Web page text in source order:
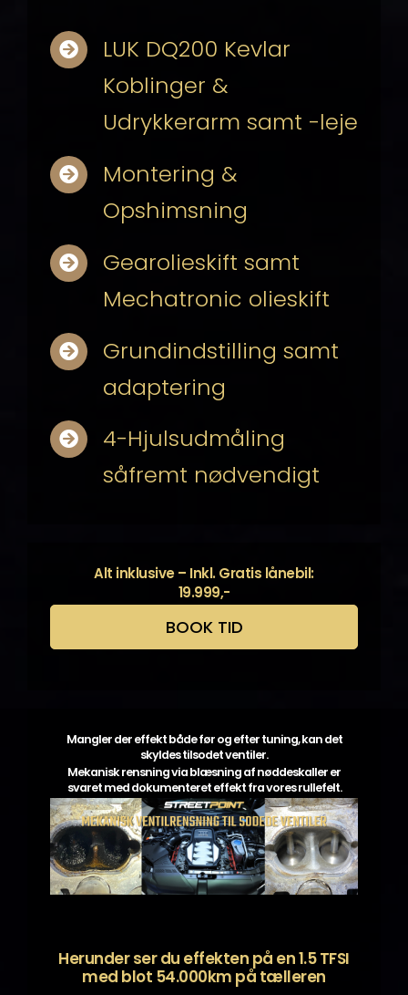
LUK DQ200 Kevlar
Koblinger &
Udrykkerarm samt -leje
Montering &
Opshimsning
Gearolieskift samt
Mechatronic olieskift
Grundindstilling samt
adaptering
4-Hjulsudmåling
såfremt nødvendigt
Alt inklusive – Inkl. Gratis lånebil:
19.999,-
BOOK TID
Mangler der effekt både før og efter tuning, kan det
skyldes tilsodet ventiler.
Mekanisk rensning via blæsning af nøddeskaller er
svaret med dokumenteret effekt fra vores rullefelt.
Herunder ser du effekten på en 1.5 TFSI
med blot 54.000km på tælleren